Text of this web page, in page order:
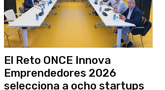
El Reto ONCE Innova
Emprendedores 2026
selecciona a ocho startups